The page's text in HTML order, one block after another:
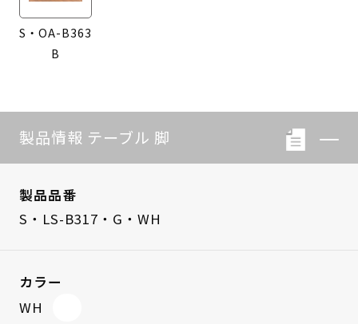
S・OA-B363
B
製品情報 テーブル 脚
製品品番
S・LS-B317・G・WH
カラー
WH